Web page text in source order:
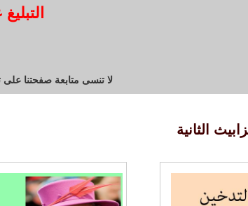
لا تنسى متابعة صفحتنا على
الثانية